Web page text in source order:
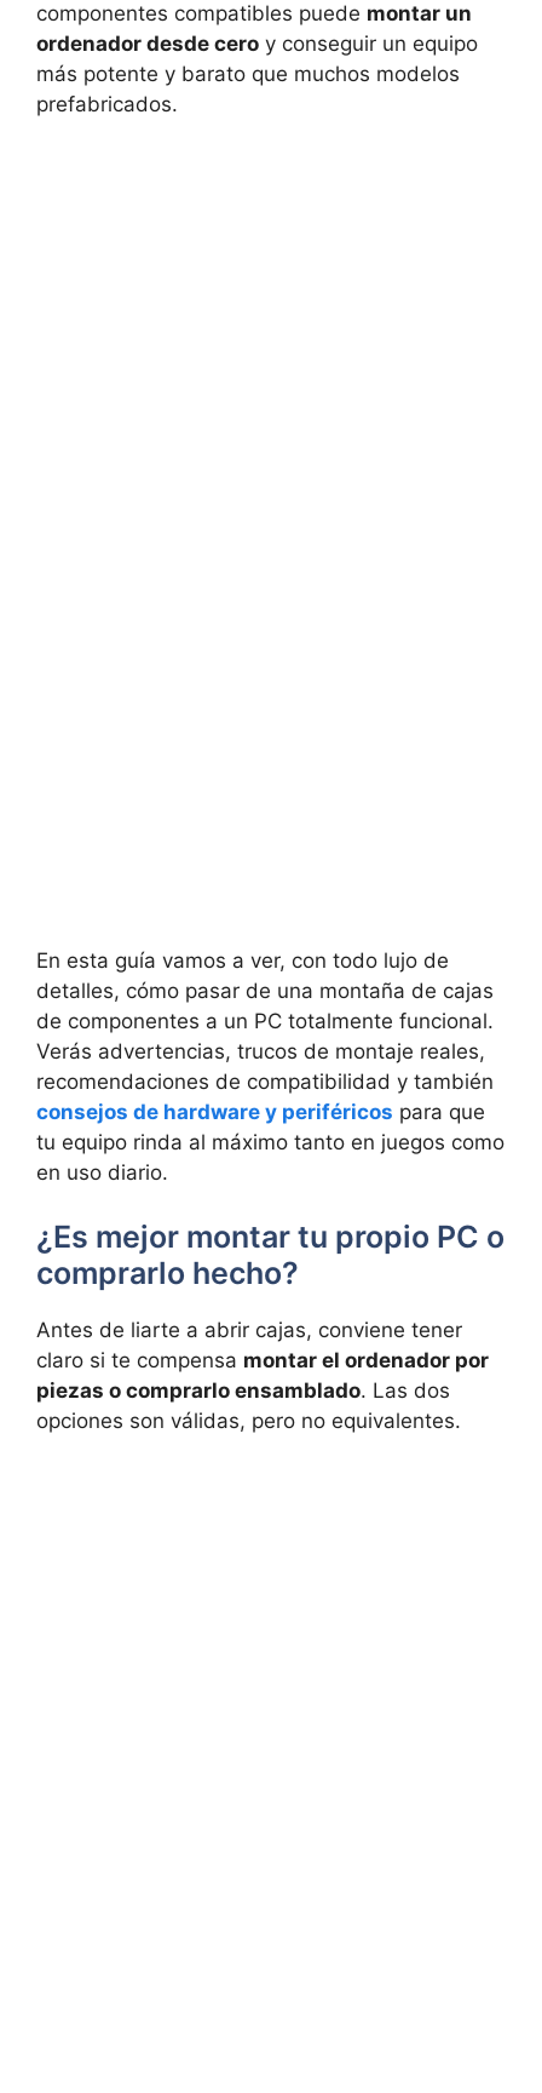
componentes compatibles puede montar un
ordenador desde cero y conseguir un equipo
más potente y barato que muchos modelos
prefabricados.
En esta guía vamos a ver, con todo lujo de
detalles, cómo pasar de una montaña de cajas
de componentes a un PC totalmente funcional.
Verás advertencias, trucos de montaje reales,
recomendaciones de compatibilidad y también
consejos de hardware y periféricos para que
tu equipo rinda al máximo tanto en juegos como
en uso diario.
¿Es mejor montar tu propio PC o
comprarlo hecho?
Antes de liarte a abrir cajas, conviene tener
claro si te compensa montar el ordenador por
piezas o comprarlo ensamblado. Las dos
opciones son válidas, pero no equivalentes.